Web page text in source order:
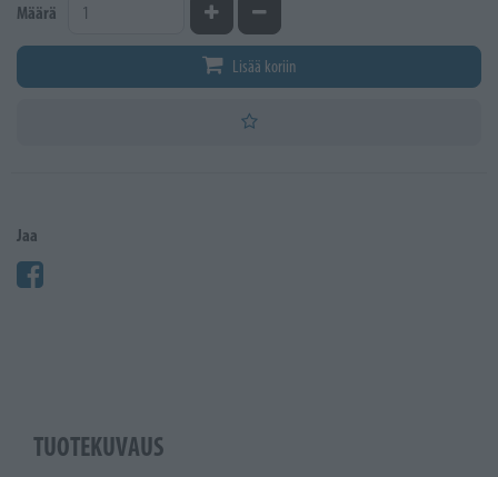
Määrä Kasvata määrääVähennä määrää
Lisää koriin
Jaa
TUOTEKUVAUS